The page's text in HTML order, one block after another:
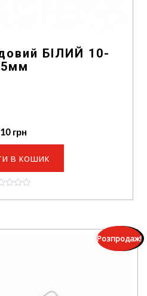
БІЛИЙ 10-
грн
в кошик
Розпродаж!